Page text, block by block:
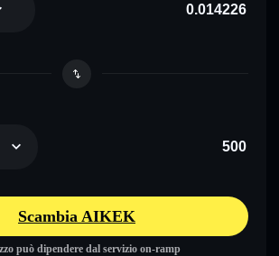
Scambia AIKEK
può dipendere dal servizio on-ramp